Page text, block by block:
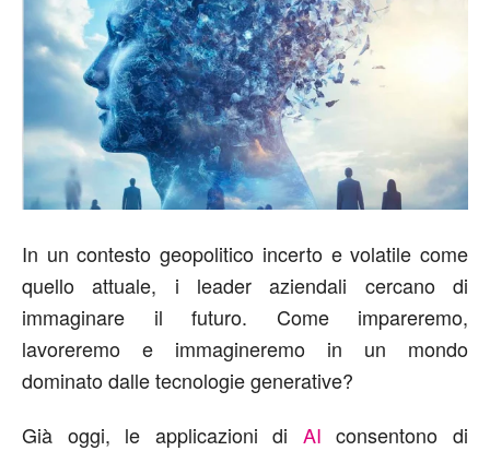
In un contesto geopolitico incerto e volatile come
quello attuale, i leader aziendali cercano di
immaginare il futuro. Come impareremo,
lavoreremo e immagineremo in un mondo
dominato dalle tecnologie generative?
Già oggi, le applicazioni di AI consentono di